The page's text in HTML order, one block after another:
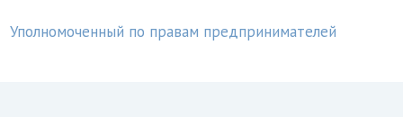
Уполномоченный по правам предпринимателей